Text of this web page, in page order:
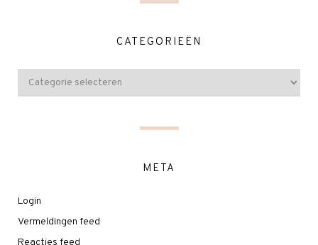
CATEGORIEËN
META
Login
Vermeldingen feed
Reacties feed